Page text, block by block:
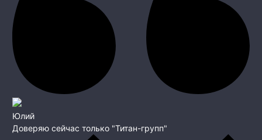
Юлий
Доверяю сейчас только "Титан-групп"